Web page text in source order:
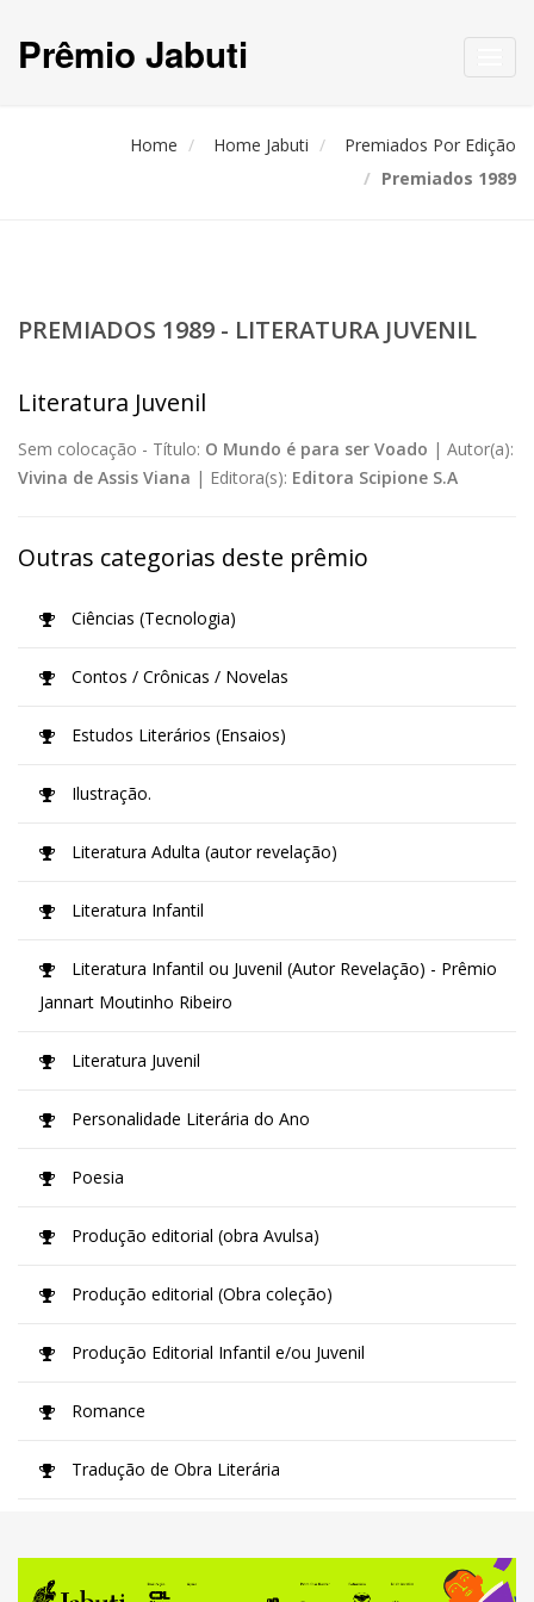
Prêmio Jabuti
Home Home Jabuti
Premiados Por Edição
Premiados 1989
PREMIADOS 1989 - LITERATURA JUVENIL
Literatura Juvenil
Sem colocação - Título: O Mundo é para ser Voado | Autor(a):
Vivina de Assis Viana | Editora(s): Editora Scipione S.A
Outras categorias deste prêmio
Ciências (Tecnologia)
Contos / Crônicas / Novelas
Estudos Literários (Ensaios)
Ilustração.
Literatura Adulta (autor revelação)
Literatura Infantil
Literatura Infantil ou Juvenil (Autor Revelação) - Prêmio
Jannart Moutinho Ribeiro
Literatura Juvenil
Personalidade Literária do Ano
Poesia
Produção editorial (obra Avulsa)
Produção editorial (Obra coleção)
Produção Editorial Infantil e/ou Juvenil
Romance
Tradução de Obra Literária